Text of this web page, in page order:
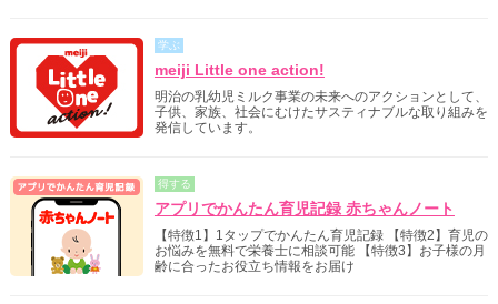
学ぶ
meiji Little one action!
明治の乳幼児ミルク事業の未来へのアクションとして、
子供、家族、社会にむけたサスティナブルな取り組みを
発信しています。
得する
アプリでかんたん育児記録 赤ちゃんノート
【特徴1】1タップでかんたん育児記録 【特徴2】育児の
お悩みを無料で栄養士に相談可能 【特徴3】お子様の月
齢に合ったお役立ち情報をお届け